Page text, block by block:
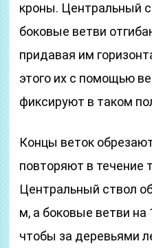
кроны. Центральный
боковые ветви
придавая им
этого их с помощью
фиксируют в таком
Концы веток
повторяют в течение
Центральный ствол
м, а боковые ветви на
чтобы за деревьями